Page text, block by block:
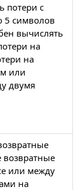
потери с
5 сим­волов
вычислять
на
на
или
двумя
или между
на